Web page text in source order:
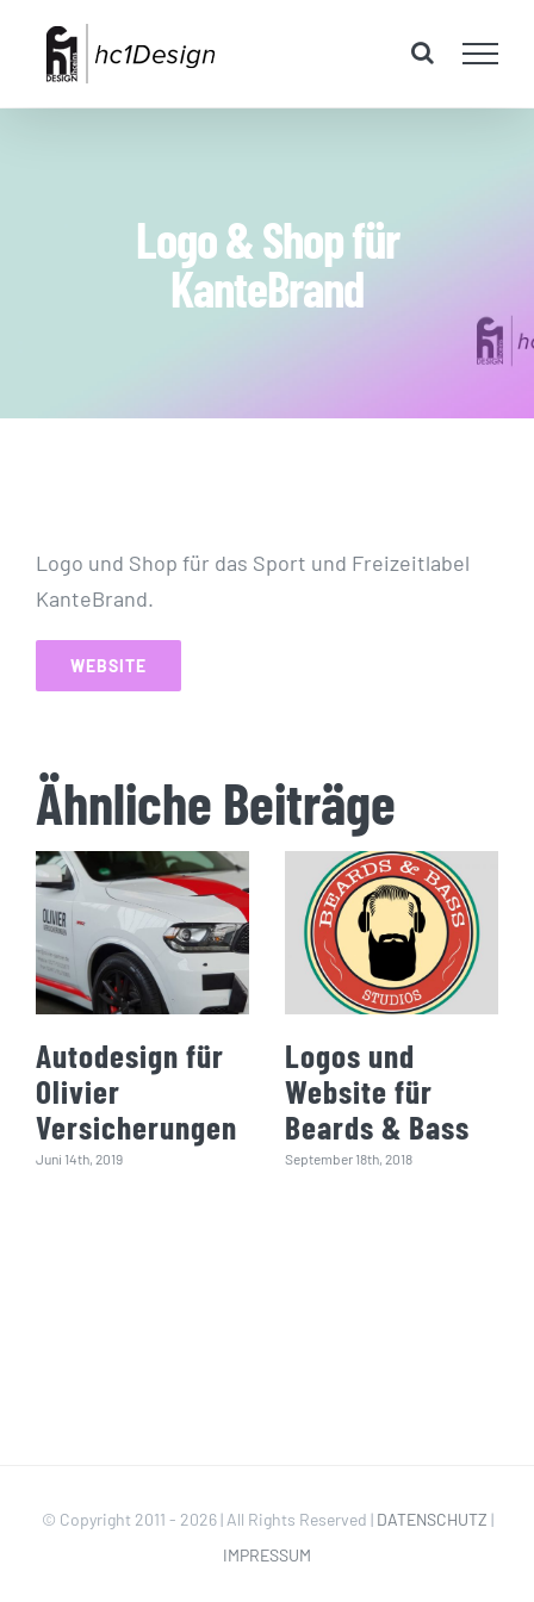
springen
Logo & Shop für
KanteBrand
Logo und Shop für das Sport und Freizeitlabel
KanteBrand.
WEBSITE
Ähnliche Beiträge
Autodesign für
Olivier
Versicherungen
Juni 14th, 2019
Logos und
Website für
Beards & Bass
September 18th, 2018
© Copyright 2011 - 2026 | All Rights Reserved | DATENSCHUTZ |
IMPRESSUM